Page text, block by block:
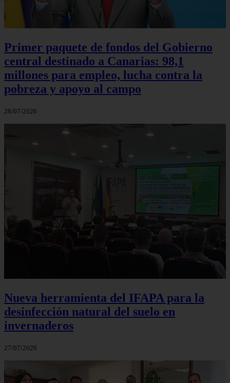
Primer paquete de fondos del Gobierno
central destinado a Canarias: 98,1
millones para empleo, lucha contra la
pobreza y apoyo al campo
28/07/2026
Nueva herramienta del IFAPA para la
desinfección natural del suelo en
invernaderos
27/07/2026